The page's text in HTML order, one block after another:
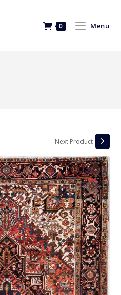
0 Menu
Next Product